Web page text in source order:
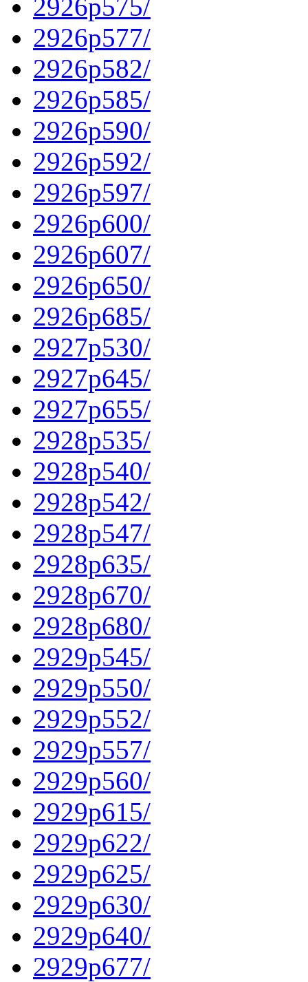
2926p575/
2926p577/
2926p582/
2926p585/
2926p590/
2926p592/
2926p597/
2926p600/
2926p607/
2926p650/
2926p685/
2927p530/
2927p645/
2927p655/
2928p535/
2928p540/
2928p542/
2928p547/
2928p635/
2928p670/
2928p680/
2929p545/
2929p550/
2929p552/
2929p557/
2929p560/
2929p615/
2929p622/
2929p625/
2929p630/
2929p640/
2929p677/